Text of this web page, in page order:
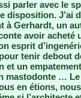
parler avec le
disposition. J’ai
à Gerhardt, un
avoir
esprit
tenir debout
et un
mastodonte … Le
en étions,